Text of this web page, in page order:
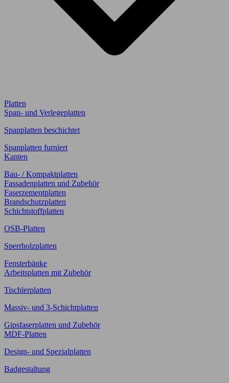
Platten
Span- und Verlegeplatten
Spanplatten beschichtet
Spanplatten furniert
Kanten
Bau- / Kompaktplatten
Fassadenplatten und Zubehör
Faserzementplatten
Brandschutzplatten
Schichtstoffplatten
OSB-Platten
Sperrholzplatten
Fensterbänke
Arbeitsplatten mit Zubehör
Tischlerplatten
Massiv- und 3-Schichtplatten
Gipsfaserplatten und Zubehör
MDF-Platten
Design- und Spezialplatten
Badgestaltung